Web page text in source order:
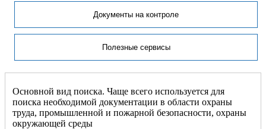
Документы на контроле
Полезные сервисы
Основной вид поиска. Чаще всего используется для
поиска необходимой документации в области охраны
труда, промышленной и пожарной безопасности, охраны
окружающей среды